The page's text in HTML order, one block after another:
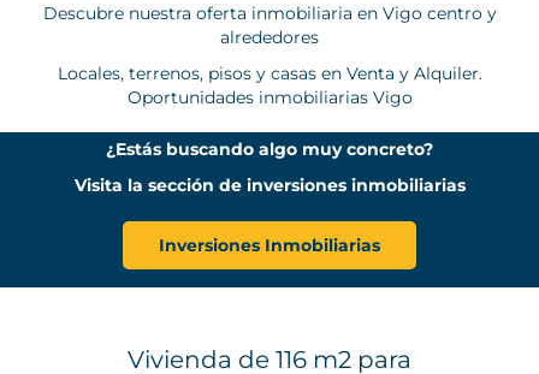
Descubre nuestra oferta inmobiliaria en Vigo centro y
alrededores
Locales, terrenos, pisos y casas en Venta y Alquiler.
Oportunidades inmobiliarias Vigo
¿Estás buscando algo muy concreto?
Visita la sección de inversiones inmobiliarias
Inversiones Inmobiliarias
Vivienda de 116 m2 para